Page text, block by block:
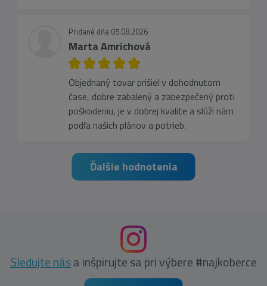
Pridané dňa 05.08.2026
Marta Amrichová
Objednaný tovar prišiel v dohodnutom
čase, dobre zabalený a zabezpečený proti
poškodeniu, je v dobrej kvalite a slúži nám
podľa našich plánov a potrieb.
Ďalšie hodnotenia
Sledujte nása inšpirujte sa pri výbere #najkoberce